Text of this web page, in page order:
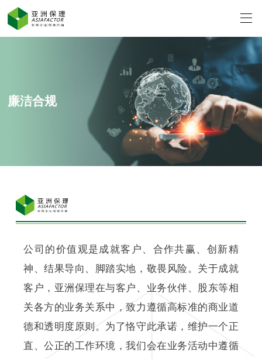
廉洁合规
公司的价值观是成就客户、合作共赢、创新精
神、结果导向、脚踏实地，敬畏风险。关于成就
客户，亚洲保理在与客户、业务伙伴、股东等相
关各方的业务关系中，致力遵循高标准的商业道
德和透明度原则。为了恪守此承诺，维护一个正
直、公正的工作环境，我们会在业务活动中遵循